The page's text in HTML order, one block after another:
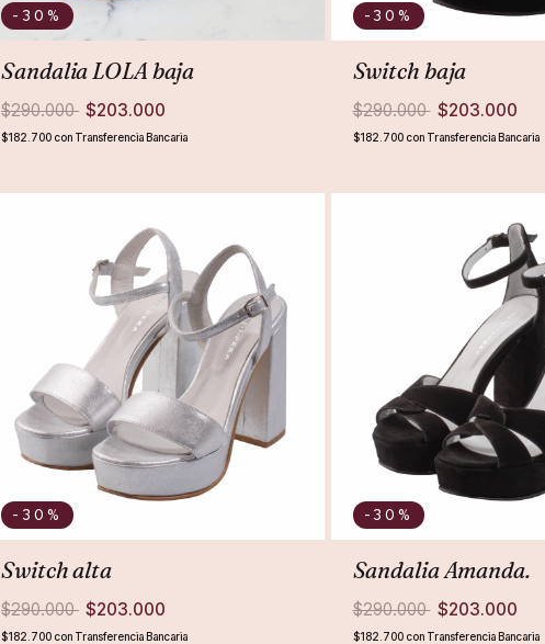
-30 %
Sandalia LOLA baja
$290.000 $203.000
$182.700 con Transferencia Bancaria
-30%
Switch baja
$290.000 $203.000
$182.700 con Transferencia Bancaria
-30 %
Switch alta
$290.000 $203.000
$182.700 con Transferencia Bancaria
-30%
Sandalia Amanda.
$290.000 $203.000
$182.700 con Transferencia Bancaria